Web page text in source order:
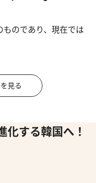
のであり、現在では
見る
化する韓国へ！